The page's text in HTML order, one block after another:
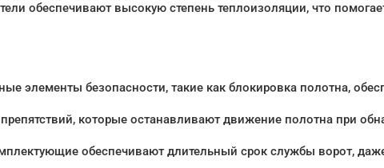
обеспечивают высокую степень теплоизоляции, что
элементы безопасности, такие как блокировка полотна,
которые останавливают движение полотна при
обеспечивают длительный срок службы ворот,